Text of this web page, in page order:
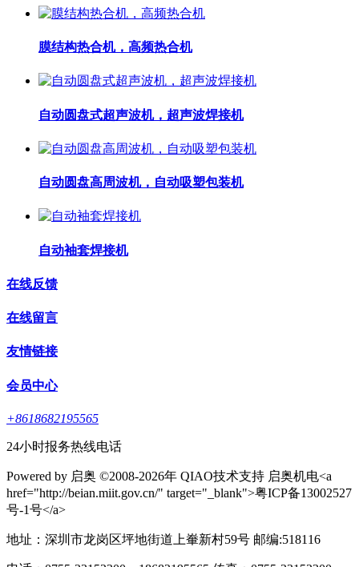
膜结构热合机，高频热合机
自动圆盘式超声波机，超声波焊接机
自动圆盘高周波机，自动吸塑包装机
自动袖套焊接机
在线反馈
在线留言
友情链接
会员中心
+8618682195565
24小时报务热线电话
Powered by 启奥 ©2008-2026年 QIAO技术支持 启奥机电<a
href="http://beian.miit.gov.cn/" target="_blank">粤ICP备13002527
号-1号</a>
地址：深圳市龙岗区坪地街道上輋新村59号 邮编:518116